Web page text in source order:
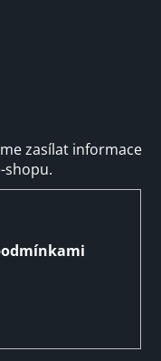
zasílat informace
shopu.